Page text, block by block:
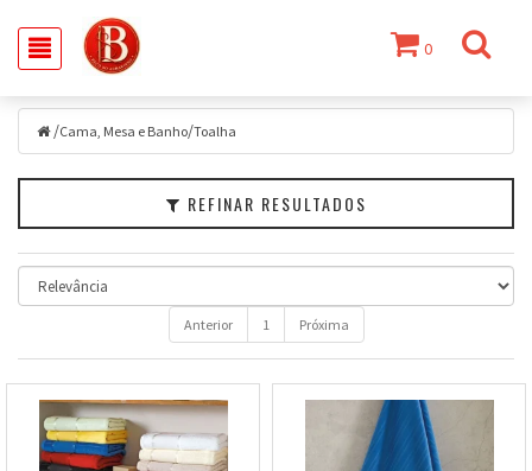
0
/Cama, Mesa e Banho/Toalha
REFINAR RESULTADOS
Filtrar
Cama,
Mesa
e
Marcas
Faixa
Anterior 1 Próxima